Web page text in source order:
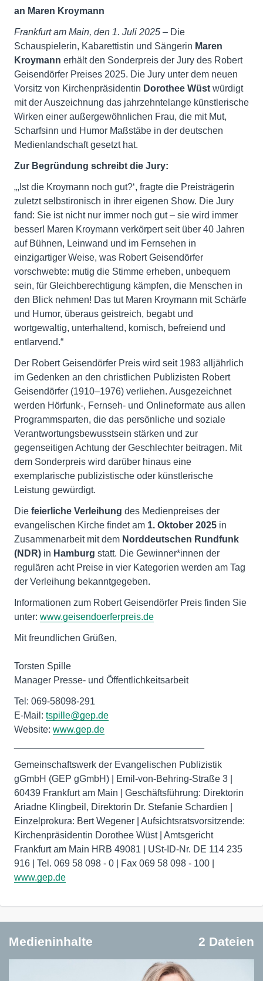
an Maren Kroymann
Frankfurt am Main, den 1. Juli 2025 – Die
Schauspielerin, Kabarettistin und Sängerin Maren
Kroymann erhält den Sonderpreis der Jury des Robert
Geisendörfer Preises 2025. Die Jury unter dem neuen
Vorsitz von Kirchenpräsidentin Dorothee Wüst würdigt
mit der Auszeichnung das jahrzehntelange künstlerische
Wirken einer außergewöhnlichen Frau, die mit Mut,
Scharfsinn und Humor Maßstäbe in der deutschen
Medienlandschaft gesetzt hat.
Zur Begründung schreibt die Jury:
„,Ist die Kroymann noch gut?‘, fragte die Preisträgerin
zuletzt selbstironisch in ihrer eigenen Show. Die Jury
fand: Sie ist nicht nur immer noch gut – sie wird immer
besser! Maren Kroymann verkörpert seit über 40 Jahren
auf Bühnen, Leinwand und im Fernsehen in
einzigartiger Weise, was Robert Geisendörfer
vorschwebte: mutig die Stimme erheben, unbequem
sein, für Gleichberechtigung kämpfen, die Menschen in
den Blick nehmen! Das tut Maren Kroymann mit Schärfe
und Humor, überaus geistreich, begabt und
wortgewaltig, unterhaltend, komisch, befreiend und
entlarvend.“
Der Robert Geisendörfer Preis wird seit 1983 alljährlich
im Gedenken an den christlichen Publizisten Robert
Geisendörfer (1910‒1976) verliehen. Ausgezeichnet
werden Hörfunk-, Fernseh- und Onlineformate aus allen
Programmsparten, die das persönliche und soziale
Verantwortungsbewusstsein stärken und zur
gegenseitigen Achtung der Geschlechter beitragen. Mit
dem Sonderpreis wird darüber hinaus eine
exemplarische publizistische oder künstlerische
Leistung gewürdigt.
Die feierliche Verleihung des Medienpreises der
evangelischen Kirche findet am 1. Oktober 2025 in
Zusammenarbeit mit dem Norddeutschen Rundfunk
(NDR) in Hamburg statt. Die Gewinner*innen der
regulären acht Preise in vier Kategorien werden am Tag
der Verleihung bekanntgegeben.
Informationen zum Robert Geisendörfer Preis finden Sie
unter: www.geisendoerferpreis.de
Mit freundlichen Grüßen,
Torsten Spille
Manager Presse- und Öffentlichkeitsarbeit
Tel: 069-58098-291
E-Mail: tspille@gep.de
Website: www.gep.de
Gemeinschaftswerk der Evangelischen Publizistik
gGmbH (GEP gGmbH) | Emil-von-Behring-Straße 3 |
60439 Frankfurt am Main | Geschäftsführung: Direktorin
Ariadne Klingbeil, Direktorin Dr. Stefanie Schardien |
Einzelprokura: Bert Wegener | Aufsichtsratsvorsitzende:
Kirchenpräsidentin Dorothee Wüst | Amtsgericht
Frankfurt am Main HRB 49081 | USt-ID-Nr. DE 114 235
916 | Tel. 069 58 098 - 0 | Fax 069 58 098 - 100 |
www.gep.de
Medieninhalte 2 Dateien